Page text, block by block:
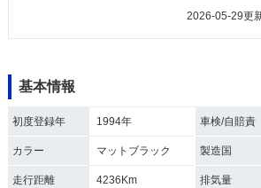
2026-05-29更
基本情報
初度登録年 1994年 車検/自賠責
カラー マットブラック 製造国
走行距離 4236Km 排気量